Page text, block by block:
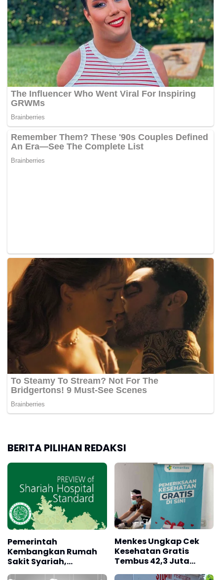
BERITA PILIHAN REDAKSI
Pemerintah
Kembangkan Rumah
Sakit Syariah,
Targetkan Indonesia
Menkes Ungkap Cek
Kesehatan Gratis
Tembus 42,3 Juta